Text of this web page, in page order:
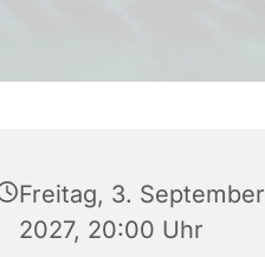
Freitag, 3. September
2027, 20:00 Uhr